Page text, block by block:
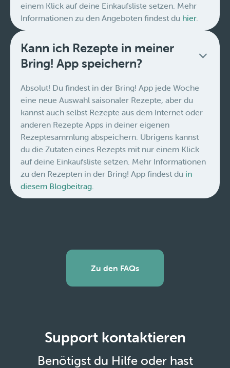
einem Klick auf deine Einkaufsliste setzen. Mehr
Informationen zu den Angeboten findest du hier.
Kann ich Rezepte in meiner
Bring! App speichern?
Absolut! Du findest in der Bring! App jede Woche
eine neue Auswahl saisonaler Rezepte, aber du
kannst auch selbst Rezepte aus dem Internet oder
anderen Rezepte Apps in deiner eigenen
Rezeptesammlung abspeichern. Übrigens kannst
du die Zutaten eines Rezepts mit nur einem Klick
auf deine Einkaufsliste setzen. Mehr Informationen
zu den Rezepten in der Bring! App findest du in
diesem Blogbeitrag.
Zu den FAQs
Support kontaktieren
Benötigst du Hilfe oder hast